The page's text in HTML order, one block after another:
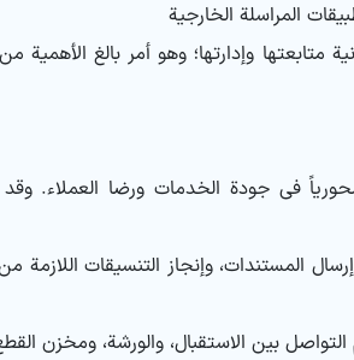
المراسلة الخارجية
وإدارتها؛ وهو أمر بالغ الأهمية
في جودة الخدمات ورضا العملاء.
المستندات، وإنجاز التنسيقات
بين الاستقبال، والورشة، ومخزن